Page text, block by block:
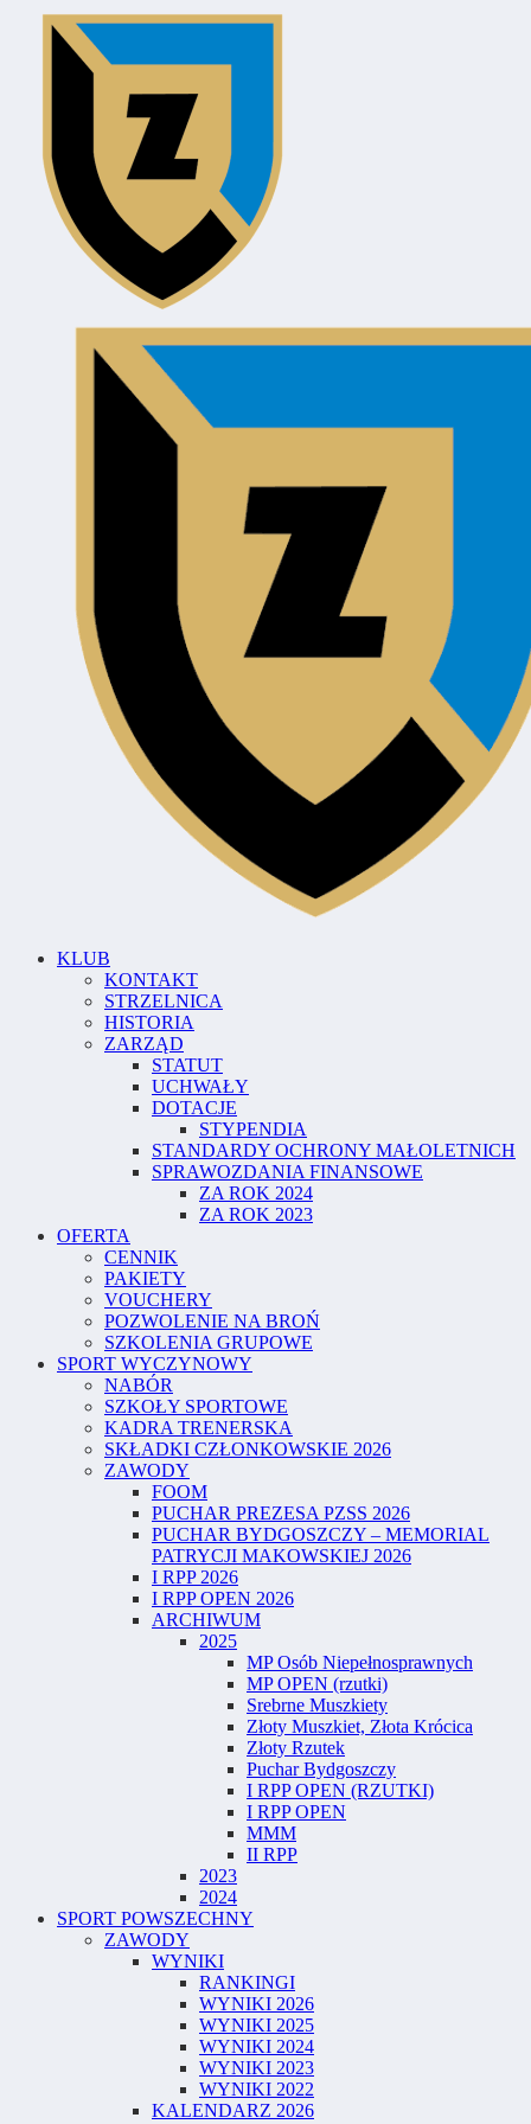
KLUB
KONTAKT
STRZELNICA
HISTORIA
ZARZĄD
STATUT
UCHWAŁY
DOTACJE
STYPENDIA
STANDARDY OCHRONY MAŁOLETNICH
SPRAWOZDANIA FINANSOWE
ZA ROK 2024
ZA ROK 2023
OFERTA
CENNIK
PAKIETY
VOUCHERY
POZWOLENIE NA BROŃ
SZKOLENIA GRUPOWE
SPORT WYCZYNOWY
NABÓR
SZKOŁY SPORTOWE
KADRA TRENERSKA
SKŁADKI CZŁONKOWSKIE 2026
ZAWODY
FOOM
PUCHAR PREZESA PZSS 2026
PUCHAR BYDGOSZCZY – MEMORIAL
PATRYCJI MAKOWSKIEJ 2026
I RPP 2026
I RPP OPEN 2026
ARCHIWUM
2025
MP Osób Niepełnosprawnych
MP OPEN (rzutki)
Srebrne Muszkiety
Złoty Muszkiet, Złota Krócica
Złoty Rzutek
Puchar Bydgoszczy
I RPP OPEN (RZUTKI)
I RPP OPEN
MMM
II RPP
2023
2024
SPORT POWSZECHNY
ZAWODY
WYNIKI
RANKINGI
WYNIKI 2026
WYNIKI 2025
WYNIKI 2024
WYNIKI 2023
WYNIKI 2022
KALENDARZ 2026